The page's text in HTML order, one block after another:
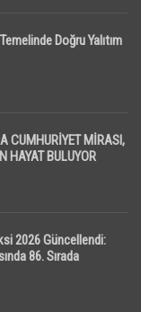
Doğru Yalıtım
CUMHURİYET MİRASI,
HAYAT BULUYOR
2026 Güncellendi:
86. Sırada